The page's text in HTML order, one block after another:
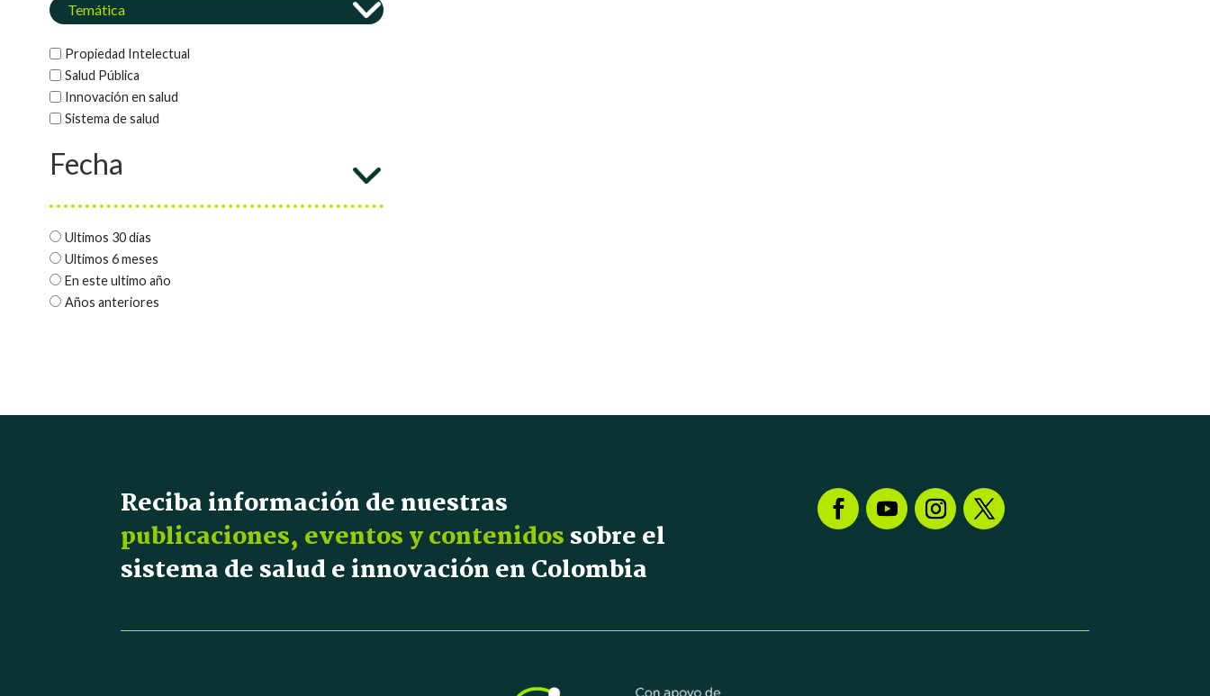
Temática
Propiedad Intelectual
Salud Pública
Innovación en salud
Sistema de salud
Fecha
Ultimos 30 días
Ultimos 6 meses
En este ultimo año
Años anteriores
Reciba información de nuestras
publicaciones, eventos y contenidossobre el
sistema de salud e innovación en Colombia